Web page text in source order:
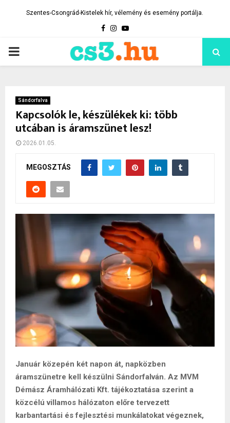
Szentes-Csongrád-Kistelek hír, vélemény és esemény portálja.
Facebook
Instagram
Youtube
PRIMARY
Sándorfalva
Kapcsolók le, készülékek ki: több
utcában is áramszünet lesz!
2026.01.05.
MEGOSZTÁS
Január közepén két napon át, napközben
áramszünetre kell készülni Sándorfalván. Az MVM
Démász Áramhálózati Kft. tájékoztatása szerint a
közcélú villamos hálózaton előre tervezett
karbantartási és fejlesztési munkálatokat végeznek,